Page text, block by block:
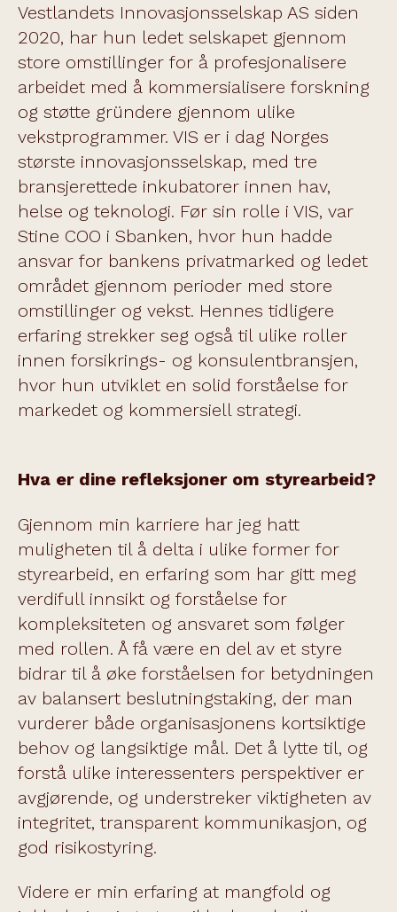
Vestlandets Innovasjonsselskap AS siden
2020, har hun ledet selskapet gjennom
store omstillinger for å profesjonalisere
arbeidet med å kommersialisere forskning
og støtte gründere gjennom ulike
vekstprogrammer. VIS er i dag Norges
største innovasjonsselskap, med tre
bransjerettede inkubatorer innen hav,
helse og teknologi. Før sin rolle i VIS, var
Stine COO i Sbanken, hvor hun hadde
ansvar for bankens privatmarked og ledet
området gjennom perioder med store
omstillinger og vekst. Hennes tidligere
erfaring strekker seg også til ulike roller
innen forsikrings- og konsulentbransjen,
hvor hun utviklet en solid forståelse for
markedet og kommersiell strategi.
Hva er dine refleksjoner om styrearbeid?
Gjennom min karriere har jeg hatt
muligheten til å delta i ulike former for
styrearbeid, en erfaring som har gitt meg
verdifull innsikt og forståelse for
kompleksiteten og ansvaret som følger
med rollen. Å få være en del av et styre
bidrar til å øke forståelsen for betydningen
av balansert beslutningstaking, der man
vurderer både organisasjonens kortsiktige
behov og langsiktige mål. Det å lytte til, og
forstå ulike interessenters perspektiver er
avgjørende, og understreker viktigheten av
integritet, transparent kommunikasjon, og
god risikostyring.
Videre er min erfaring at mangfold og